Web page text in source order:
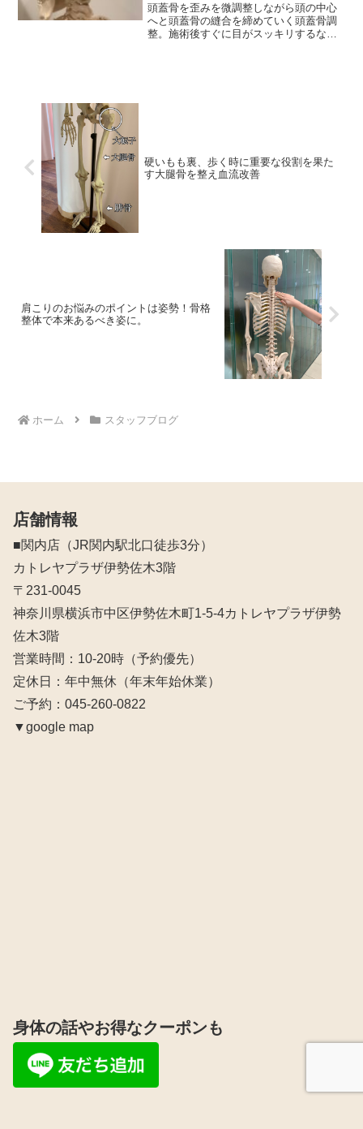
頭蓋骨を歪みを微調整しながら頭の中心
へと頭蓋骨の縫合を締めていく頭蓋骨調
整。施術後すぐに目がスッキリするなど
硬いもも裏、歩く時に重要な役割を果た
す大腿骨を整え血流改善
肩こりのお悩みのポイントは姿勢！骨格
整体で本来あるべき姿に。
ホーム スタッフブログ
店舗情報
■関内店（JR関内駅北口徒歩3分）
カトレヤプラザ伊勢佐木3階
〒231-0045
神奈川県横浜市中区伊勢佐木町1-5-4カトレヤプラザ伊勢
佐木3階
営業時間：10‐20時（予約優先）
定休日：年中無休（年末年始休業）
ご予約：045-260-0822
▼google map
身体の話やお得なクーポンも